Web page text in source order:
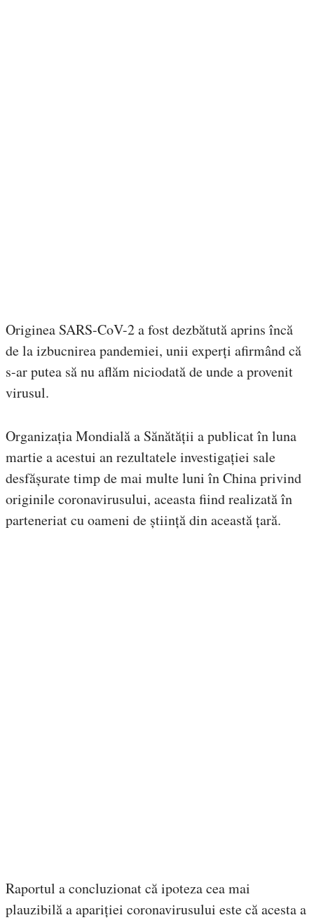
Originea SARS-CoV-2 a fost dezbătută aprins încă
de la izbucnirea pandemiei, unii experți afirmând că
s-ar putea să nu aflăm niciodată de unde a provenit
virusul.
Organizația Mondială a Sănătății a publicat în luna
martie a acestui an rezultatele investigației sale
desfășurate timp de mai multe luni în China privind
originile coronavirusului, aceasta fiind realizată în
parteneriat cu oameni de știință din această țară.
Raportul a concluzionat că ipoteza cea mai
plauzibilă a apariției coronavirusului este că acesta a